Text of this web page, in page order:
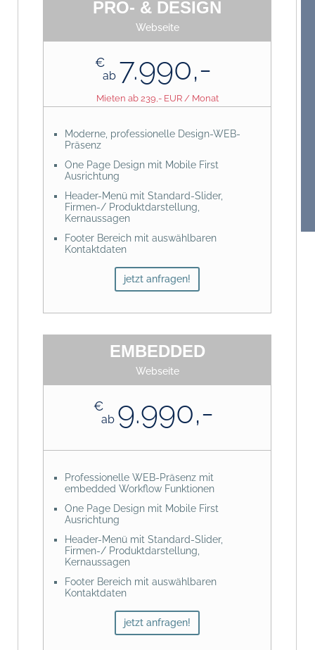
Anfangsoptimierung
Personalisierung und Seiten-Content
Header mit Standard-Slider für
CTA-Funktionen, Call to Action
Wegeleitung
Landingpages
Grafik, Medienerstellung, Content &
Text-Management
SEO-/ SEA Marketing Konzepte
Content-Bereitstellung durch Kunden
PRO- & DESIGN
Webseite
€
ab 7.990,-
Mieten ab 239,- EUR / Monat
Moderne, professionelle Design-WEB-
Präsenz
One Page Design mit Mobile First
Ausrichtung
Header-Menü mit Standard-Slider,
Firmen-/ Produktdarstellung,
Kernaussagen
Footer Bereich mit auswählbaren
Kontaktdaten
Anfahrt mit Google-Maps Einbindung
WordPress BackOffice-Zugang für
Anfangsoptimierung
Personalisierung und Seiten-Content
Header mit Standard-Slider für
Wegeleitung
Landingpages
Grafik, Medienerstellung, Content &
Text-Management
SEO-/ SEA Marketing Konzepte
Multi-Language, 2-Sprachigkeit
Design-Header mit Effekt-Slider
BLOG-/Magazin-Funktionen
Einbindung von Blätterkatalogen
jetzt anfragen!
EMBEDDED
Webseite
€
ab 9.990,-
Professionelle WEB-Präsenz mit
embedded Workflow Funktionen
One Page Design mit Mobile First
Ausrichtung
Header-Menü mit Standard-Slider,
Firmen-/ Produktdarstellung,
Kernaussagen
Footer Bereich mit auswählbaren
Kontaktdaten
Anfahrt mit Google-Maps Einbindung
WordPress BackOffice-Zugang für
jetzt anfragen!